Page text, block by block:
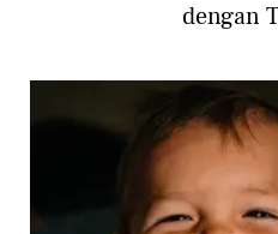
dengan